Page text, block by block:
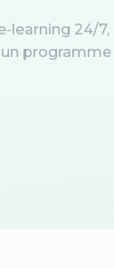
learning 24/